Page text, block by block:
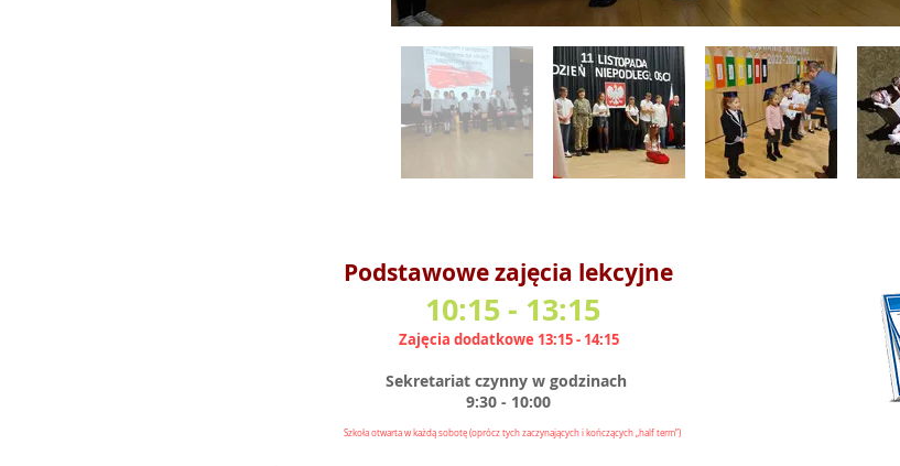
Podstawowe zajęcia lekcyjne
10:15- 13:15
Zajęcia dodatkowe 13:15- 14:15
Sekretariat czynny w godzinach
9:30 - 10:00
Szkoła otwarta w każdą sobotę (oprócz tych zaczynających i kończących „half term”)